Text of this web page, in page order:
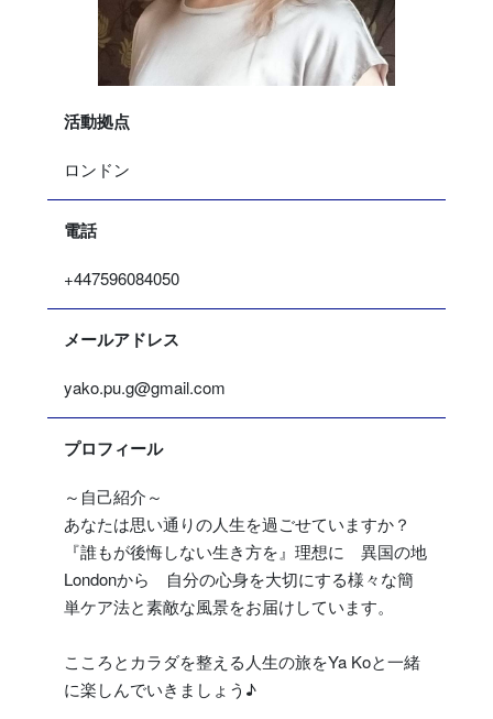
活動拠点
ロンドン
電話
+447596084050
メールアドレス
yako.pu.g@gmail.com
プロフィール
～自己紹介～
あなたは思い通りの人生を過ごせていますか？
『誰もが後悔しない生き方を』理想に 異国の地
Londonから 自分の心身を大切にする様々な簡
単ケア法と素敵な風景をお届けしています。
こころとカラダを整える人生の旅をYa Koと一緒
に楽しんでいきましょう♪